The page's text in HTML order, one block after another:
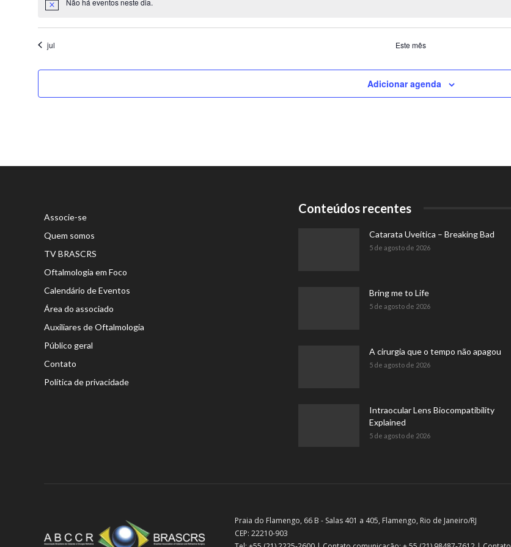
Não há eventos neste dia.
jul Este mês
Adicionar agenda
Associe-se
Quem somos
TV BRASCRS
Oftalmologia em Foco
Calendário de Eventos
Área do associado
Auxiliares de Oftalmologia
Público geral
Contato
Política de privacidade
Conteúdos recentes
Catarata Uveítica – Breaking Bad
5 de agosto de 2026
Bring me to Life
5 de agosto de 2026
A cirurgia que o tempo não apagou
5 de agosto de 2026
Intraocular Lens Biocompatibility
Explained
5 de agosto de 2026
Praia do Flamengo, 66 B - Salas 401 a 405, Flamengo, Rio de Janeiro/RJ
CEP: 22210-903